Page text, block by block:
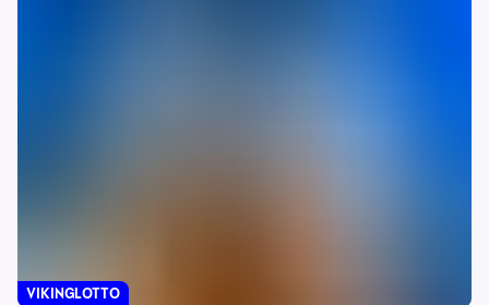
VIKINGLOTTO